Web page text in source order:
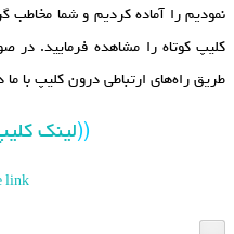
نمودیم را آماده کردیم و شما مخاطب
کلیپ کوتاه را مشاهده فرمایید. در
طریق راه‌های ارتباطی درون کلیپ با ما
((لینک
link